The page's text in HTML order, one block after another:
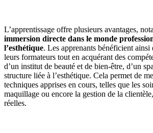
L’apprentissage offre plusieurs avantages,
immersion directe dans le monde
l’esthétique. Les apprenants bénéficient ainsi
leurs formateurs tout en acquérant des
d’un institut de beauté et de bien-être, d’un
structure liée à l’esthétique. Cela permet de
techniques apprises en cours, telles que les
maquillage ou encore la gestion de la
réelles.